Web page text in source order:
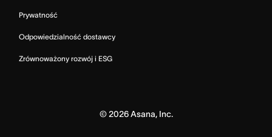
Prywatność
Odpowiedzialność dostawcy
Zrównoważony rozwój i ESG
© 2026Asana, Inc.